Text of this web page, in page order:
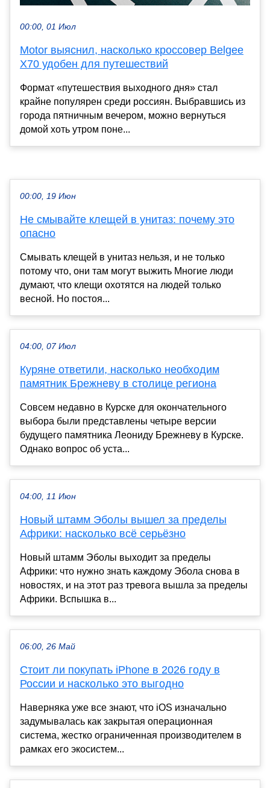
00:00, 01 Июл
Motor выяснил, насколько кроссовер Belgee
X70 удобен для путешествий
Формат «путешествия выходного дня» стал
крайне популярен среди россиян. Выбравшись из
города пятничным вечером, можно вернуться
домой хоть утром поне...
00:00, 19 Июн
Не смывайте клещей в унитаз: почему это
опасно
Смывать клещей в унитаз нельзя, и не только
потому что, они там могут выжить Многие люди
думают, что клещи охотятся на людей только
весной. Но постоя...
04:00, 07 Июл
Куряне ответили, насколько необходим
памятник Брежневу в столице региона
Совсем недавно в Курске для окончательного
выбора были представлены четыре версии
будущего памятника Леониду Брежневу в Курске.
Однако вопрос об уста...
04:00, 11 Июн
Новый штамм Эболы вышел за пределы
Африки: насколько всё серьёзно
Новый штамм Эболы выходит за пределы
Африки: что нужно знать каждому Эбола снова в
новостях, и на этот раз тревога вышла за пределы
Африки. Вспышка в...
06:00, 26 Май
Стоит ли покупать iPhone в 2026 году в
России и насколько это выгодно
Наверняка уже все знают, что iOS изначально
задумывалась как закрытая операционная
система, жестко ограниченная производителем в
рамках его экосистем...